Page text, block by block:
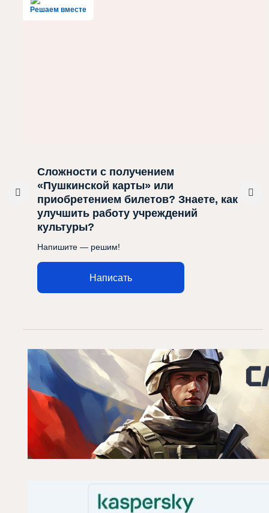
Решаем вместе
Сложности с получением
«Пушкинской карты» или
приобретением билетов? Знаете, как
улучшить работу учреждений
культуры?
Напишите — решим!
Написать